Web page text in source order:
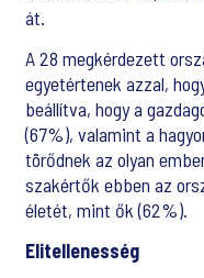
át.
A 28 megkérdezett
egyetértenek azzal,
beállítva, hogy a
(67%), valamint a
törődnek az olyan
szakértők ebben az
életét, mint ők (62%).
Elitellenesség